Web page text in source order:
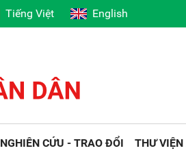
Tiếng Việt English
NGHIÊN CỨU - TRAO ĐỔI THƯ